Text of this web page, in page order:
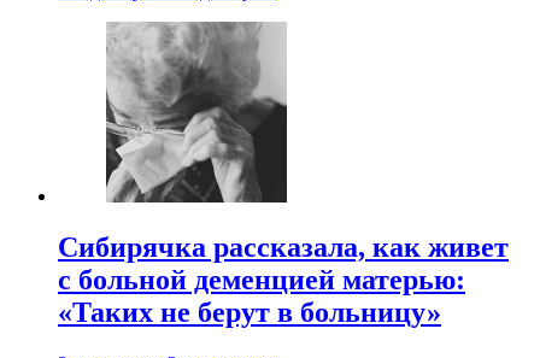
Сибирячка рассказала, как живет
с больной деменцией матерью:
«Таких не берут в больницу»